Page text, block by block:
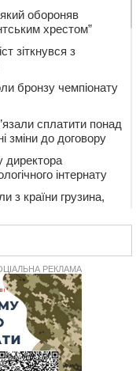
обороняв
хрестом”
зіткнувся з
бронзу чемпіонату
сплатити понад
зміни до договору
директора
інтернату
з країни грузина,
пік
Корсунь-
до
проводити масові
РЕКЛАМА